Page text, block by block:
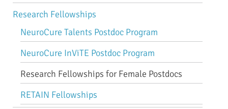
Research Fellowships
NeuroCure Talents Postdoc Program
NeuroCure InViTE Postdoc Program
Research Fellowships for Female Postdocs
RETAIN Fellowships